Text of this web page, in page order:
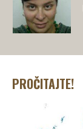
PROČITAJTE!